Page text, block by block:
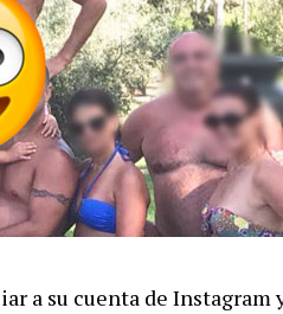
a su cuenta de Instagram